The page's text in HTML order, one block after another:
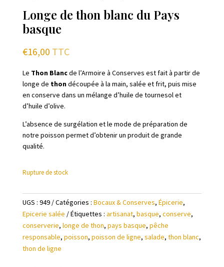
Longe de thon blanc du Pays
basque
€16,00 TTC
Le Thon Blancde l’Armoire à Conserves est fait à partir de
longe de thondécoupée à la main, salée et frit, puis mise
en conserve dans un mélange d’huile de tournesol et
d’huile d’olive.
L’absence de surgélation et le mode de préparation de
notre poisson permet d’obtenir un produit de grande
qualité.
Rupture de stock
UGS : 949 Catégories : Bocaux & Conserves, Épicerie,
Epicerie salée
Étiquettes : artisanat, basque, conserve,
conserverie, longe de thon, pays basque, pêche
responsable, poisson, poisson de ligne, salade, thon blanc,
thon de ligne